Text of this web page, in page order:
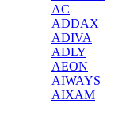
AC
ADDAX
ADIVA
ADLY
AEON
AIWAYS
AIXAM